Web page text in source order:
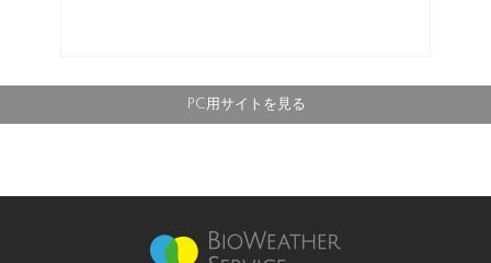
PC用サイトを見る